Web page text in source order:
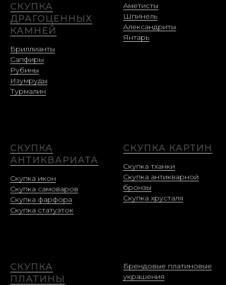
СКУПКА
ДРАГОЦЕННЫХ
КАМНЕЙ
Бриллианты
Сапфиры
Рубины
Изумруды
Турмалин
Аметисты
Шпинель
Александриты
Янтарь
СКУПКА
АНТИКВАРИАТА
Скупка икон
Скупка самоваров
Скупка фарфора
Скупка статуэток
СКУПКА КАРТИН
Скупка тханки
Скупка антикварной
бронзы
Скупка хрусталя
СКУПКА
ПЛАТИНЫ
Брендовые платиновые
украшения